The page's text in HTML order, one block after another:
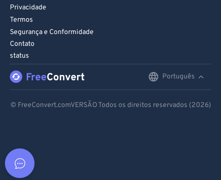
Privacidade
Termos
Segurança e Conformidade
Contato
status
Português
© FreeConvert.comVERSÃO Todos os direitos reservados (2026)